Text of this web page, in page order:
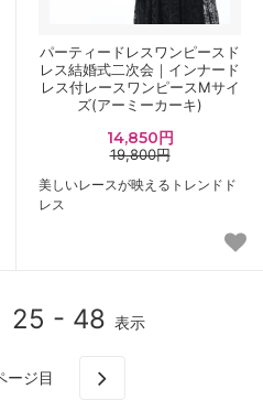
パーティードレスワンピースド
レス結婚式二次会｜インナード
レス付レースワンピースMサイ
ズ(アーミーカーキ)
14,850円
19,800円
美しいレースが映えるトレンドド
レス
25 - 48 表示
ージ目